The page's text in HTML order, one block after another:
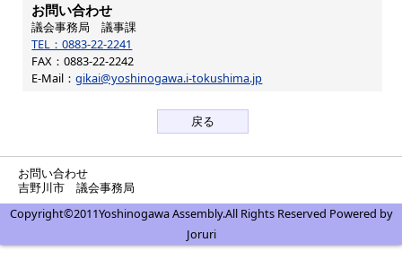
お問い合わせ
議会事務局 議事課
TEL：0883-22-2241
FAX ：0883-22-2242
E-Mail ：gikai@yoshinogawa.i-tokushima.jp
戻る
お問い合わせ
吉野川市 議会事務局
Copyright©2011Yoshinogawa Assembly.All Rights Reserved Powered by
Joruri